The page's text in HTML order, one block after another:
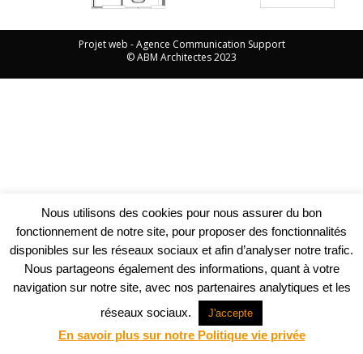
Projet web -Agence Communication Support
© ABM Architectes 2023
Nous utilisons des cookies pour nous assurer du bon
fonctionnement de notre site, pour proposer des fonctionnalités
disponibles sur les réseaux sociaux et afin d’analyser notre trafic.
Nous partageons également des informations, quant à votre
navigation sur notre site, avec nos partenaires analytiques et les
réseaux sociaux.
J'accepte
En savoir plus sur notre Politique vie privée